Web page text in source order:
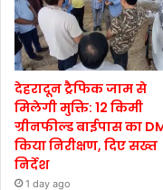
देहरादून ट्रैफिक जाम से
मिलेगी मुक्ति: 12 किमी
ग्रीनफील्ड बाईपास का
किया निरीक्षण, दिए सख्त
निर्देश
1 day ago